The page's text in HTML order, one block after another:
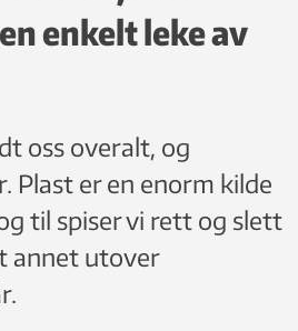
enkelt leke av
oss overalt, og
Plast er en enorm kilde
til spiser vi rett og slett
annet utover